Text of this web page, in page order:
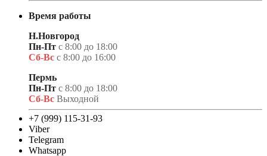
Время работы
Н.Новгород
Пн-Пт с 8:00 до 18:00
Сб-Вс с 8:00 до 16:00
Пермь
Пн-Пт с 8:00 до 18:00
Сб-Вс Выходной
+7 (999) 115-31-93
Viber
Telegram
Whatsapp